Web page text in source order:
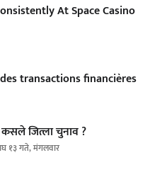
At Space Casino
transactions financières
कसले जित्ला चुनाव ?
१३ गते, मंगलवार